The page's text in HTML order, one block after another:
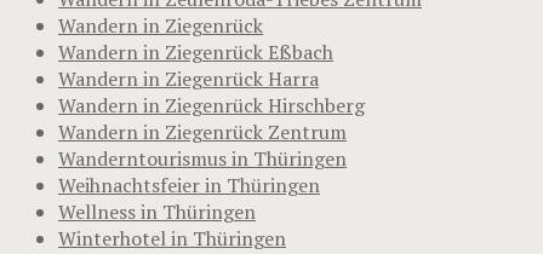
Wandern in Ziegenrück
Wandern in Ziegenrück Eßbach
Wandern in Ziegenrück Harra
Wandern in Ziegenrück Hirschberg
Wandern in Ziegenrück Zentrum
Wanderntourismus in Thüringen
Weihnachtsfeier in Thüringen
Wellness in Thüringen
Winterhotel in Thüringen